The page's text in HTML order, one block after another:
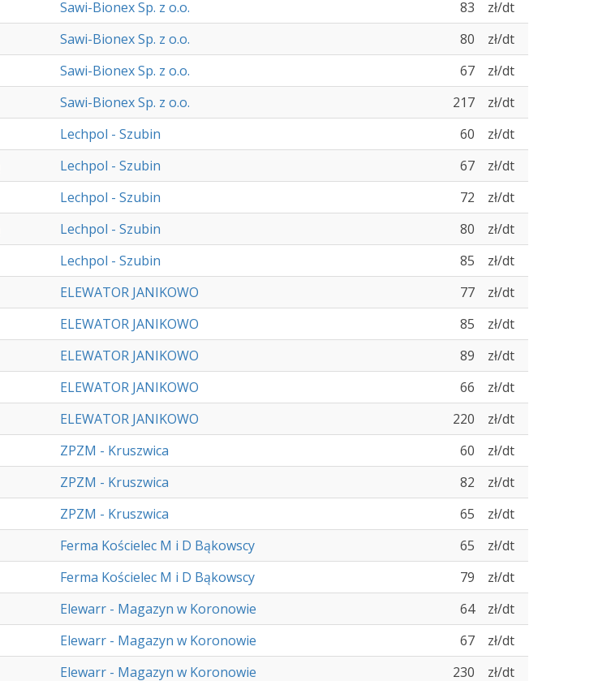
Sawi-Bionex Sp. z o.o. 83
zł/dt
Sawi-Bionex Sp. z o.o. 80
zł/dt
Sawi-Bionex Sp. z o.o. 67
zł/dt
Sawi-Bionex Sp. z o.o. 217
zł/dt
Lechpol - Szubin 60
zł/dt
Lechpol - Szubin 67
zł/dt
Lechpol - Szubin 72
zł/dt
Lechpol - Szubin 80
zł/dt
Lechpol - Szubin 85
zł/dt
ELEWATOR JANIKOWO 77
zł/dt
ELEWATOR JANIKOWO 85
zł/dt
ELEWATOR JANIKOWO 89
zł/dt
ELEWATOR JANIKOWO 66
zł/dt
ELEWATOR JANIKOWO 220
zł/dt
ZPZM - Kruszwica 60
zł/dt
ZPZM - Kruszwica 82
zł/dt
ZPZM - Kruszwica 65
zł/dt
Ferma Kościelec M i D Bąkowscy 65
zł/dt
Ferma Kościelec M i D Bąkowscy 79
zł/dt
Elewarr - Magazyn w Koronowie 64
zł/dt
Elewarr - Magazyn w Koronowie 67
zł/dt
Elewarr - Magazyn w Koronowie 230 zł/dt